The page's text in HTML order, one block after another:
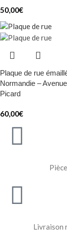
50,00€
Plaque de rue
Normandie –
Picard
60,00€
Livraison